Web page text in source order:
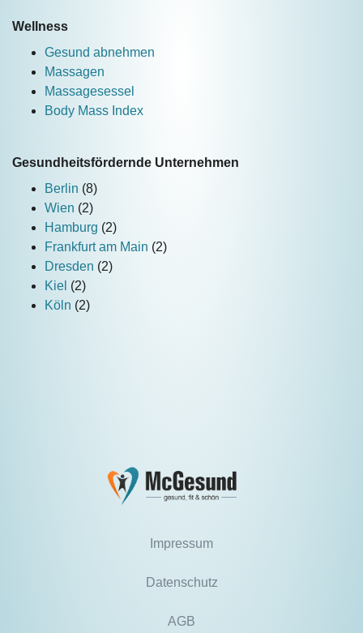
Wellness
Gesund abnehmen
Massagen
Massagesessel
Body Mass Index
Gesundheitsfördernde Unternehmen
Berlin (8)
Wien (2)
Hamburg (2)
Frankfurt am Main (2)
Dresden (2)
Kiel (2)
Köln (2)
Impressum
Datenschutz
AGB